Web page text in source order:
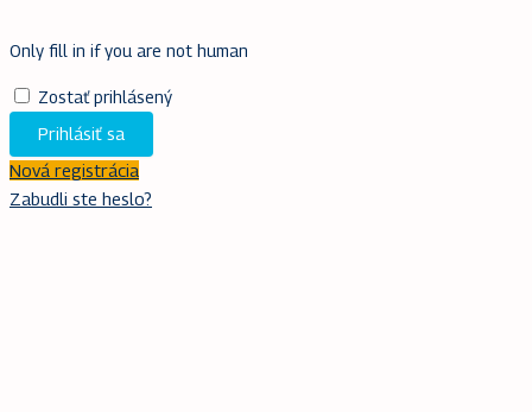
Only fill in if you are not human
Zostať prihlásený
Nová registrácia
Zabudli ste heslo?